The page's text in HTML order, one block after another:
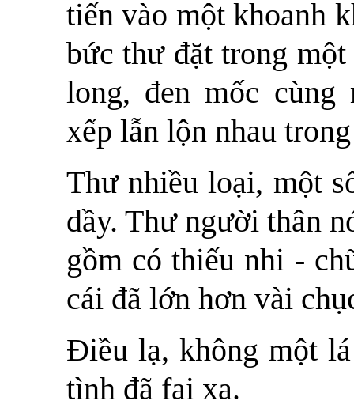
tiến vào một khoanh
bức thư đặt trong
long, đen mốc cùng
xếp lẫn lộn nhau
Thư nhiều loại, một
dầy. Thư người thân
gồm có thiếu nhi -
cái đã lớn hơn vài
Điều lạ, không một
tình đã fai xa.